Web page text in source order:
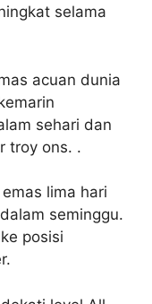
selama
acuan dunia
sehari dan
troy ons. .
lima hari
seminggu.
posisi